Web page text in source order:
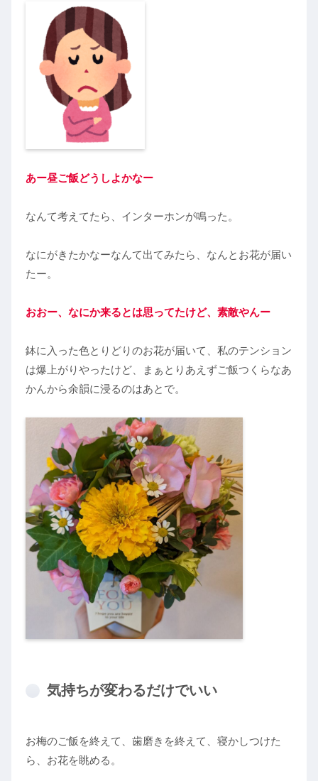
あー昼ご飯どうしよかなー
なんて考えてたら、インターホンが鳴った。
なにがきたかなーなんて出てみたら、なんとお花が届い
たー。
おおー、なにか来るとは思ってたけど、素敵やんー
鉢に入った色とりどりのお花が届いて、私のテンション
は爆上がりやったけど、まぁとりあえずご飯つくらなあ
かんから余韻に浸るのはあとで。
気持ちが変わるだけでいい
お梅のご飯を終えて、歯磨きを終えて、寝かしつけた
ら、お花を眺める。